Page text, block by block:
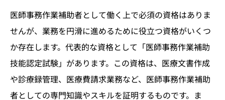
医師事務作業補助者として働く上で必須の資格はありま
せんが、業務を円滑に進めるために役立つ資格がいくつ
か存在します。代表的な資格として「医師事務作業補助
技能認定試験」があります。この資格は、医療文書作成
や診療録管理、医療費請求業務など、医師事務作業補助
者としての専門知識やスキルを証明するものです。ま